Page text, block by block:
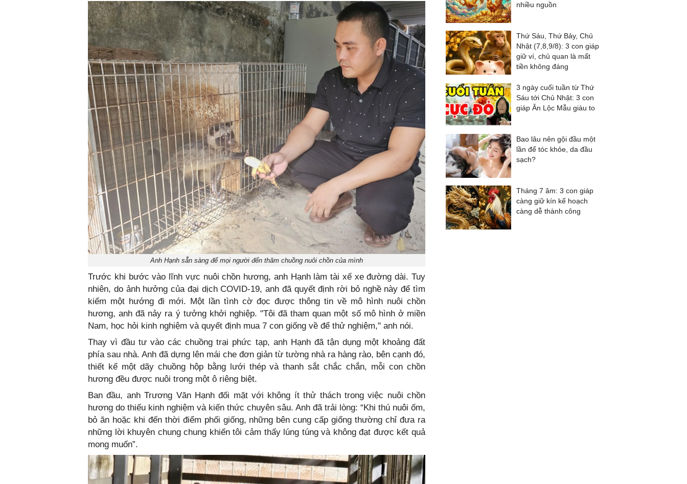
Anh Hạnh sẵn sàng để mọi người đến thăm chuồng nuôi chồn của mình
Trước khi bước vào lĩnh vực nuôi chồn hương, anh Hạnh làm tài xế xe đường dài. Tuy
nhiên, do ảnh hưởng của đại dịch COVID-19, anh đã quyết định rời bỏ nghề này để tìm
kiếm một hướng đi mới. Một lần tình cờ đọc được thông tin về mô hình nuôi chồn
hương, anh đã nảy ra ý tưởng khởi nghiệp. "Tôi đã tham quan một số mô hình ở miền
Nam, học hỏi kinh nghiệm và quyết định mua 7 con giống về để thử nghiệm," anh nói.
Thay vì đầu tư vào các chuồng trại phức tạp, anh Hạnh đã tận dụng một khoảng đất
phía sau nhà. Anh đã dựng lên mái che đơn giản từ tường nhà ra hàng rào, bên cạnh đó,
thiết kế một dãy chuồng hộp bằng lưới thép và thanh sắt chắc chắn, mỗi con chồn
hương đều được nuôi trong một ô riêng biệt.
Ban đầu, anh Trương Văn Hạnh đối mặt với không ít thử thách trong việc nuôi chồn
hương do thiếu kinh nghiệm và kiến thức chuyên sâu. Anh đã trải lòng: “Khi thú nuôi ốm,
bỏ ăn hoặc khi đến thời điểm phối giống, những bên cung cấp giống thường chỉ đưa ra
những lời khuyên chung chung khiến tôi cảm thấy lúng túng và không đạt được kết quả
mong muốn”.
nhiều nguồn
Thứ Sáu, Thứ Bảy, Chủ
Nhật (7,8,9/8): 3 con giáp
giữ ví, chủ quan là mất
tiền không đáng
3 ngày cuối tuần từ Thứ
Sáu tới Chủ Nhật: 3 con
giáp Ăn Lộc Mẫu giàu to
Bao lâu nên gội đầu một
lần để tóc khỏe, da đầu
sạch?
Tháng 7 âm: 3 con giáp
càng giữ kín kế hoạch
càng dễ thành công